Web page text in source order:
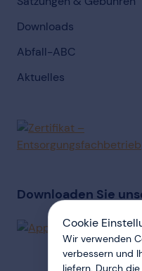
Downloads
Abfall-ABC
Aktuelles
Downloaden Sie
Cookie
Wir verwenden
verbessern und
liefern. Durch